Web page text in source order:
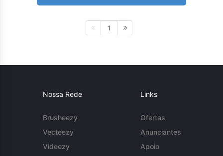
1
Nossa Rede
Brusheezy
Vecteezy
Videezy
Links
Ofertas
Anunciantes
Apoio